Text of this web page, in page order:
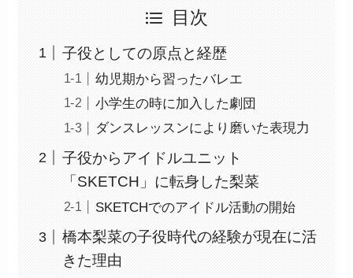
目次
子役としての原点と経歴
幼児期から習ったバレエ
小学生の時に加入した劇団
ダンスレッスンにより磨いた表現力
子役からアイドルユニット
「SKETCH」に転身した梨菜
SKETCHでのアイドル活動の開始
橋本梨菜の子役時代の経験が現在に活
きた理由